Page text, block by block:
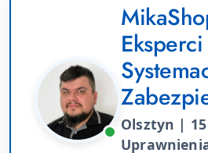
Olsztyn |